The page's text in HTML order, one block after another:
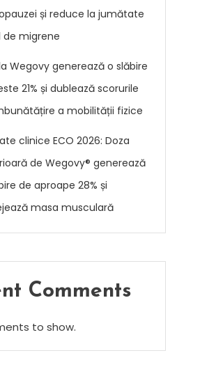
și reduce la jumătate
de migrene
Wegovy generează o slăbire
21% și dublează scorurile
a mobilității fizice
clinice ECO 2026: Doza
de Wegovy® generează
de aproape 28% și
masa musculară
Comments
to show.